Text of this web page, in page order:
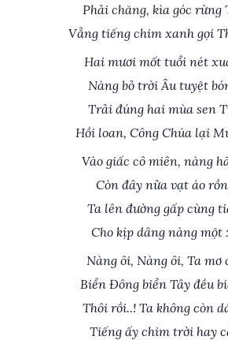
Phải chăng, kìa góc rừng
Vẳng tiếng chim xanh gọi
Hai mươi mốt tuổi nét
Nàng bỏ trời Âu tuyệt
Trải đúng hai mùa sen
Hồi loan, Công Chúa lại
Vào giấc cô miên, nàng
Còn đây nửa vạt áo
Ta lên đường gấp cùng
Cho kịp dâng nàng một
Nàng ôi, Nàng ôi, Ta mơ
Biển Đông biển Tây đều
Thôi rồi..! Ta không còn
Tiếng ấy chim trời hay